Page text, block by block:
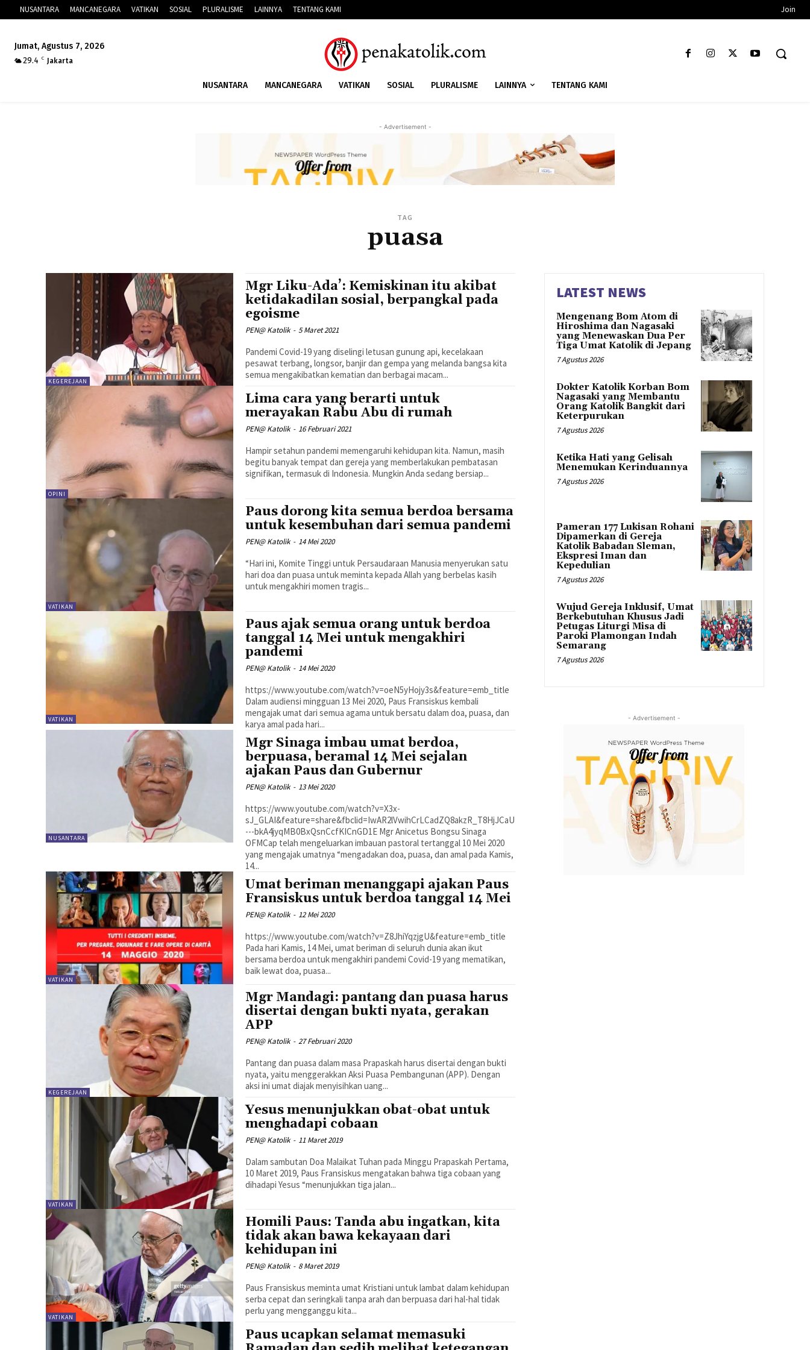
NUSANTARA MANCANEGARA VATIKAN SOSIAL PLURALISME LAINNYA TENTANG KAMI Join
Jumat, Agustus 7, 2026
29.4
C Jakarta
NUSANTARA MANCANEGARA VATIKAN SOSIAL PLURALISME LAINNYA TENTANG KAMI
- Advertisement -
TAG
puasa
KEGEREJAAN
Mgr Liku-Ada’: Kemiskinan itu akibat
ketidakadilan sosial, berpangkal pada
egoisme
PEN@ Katolik - 5 Maret 2021
Pandemi Covid-19 yang diselingi letusan gunung api, kecelakaan
pesawat terbang, longsor, banjir dan gempa yang melanda bangsa kita
semua mengakibatkan kematian dan berbagai macam...
OPINI
Lima cara yang berarti untuk
merayakan Rabu Abu di rumah
PEN@ Katolik - 16 Februari 2021
Hampir setahun pandemi memengaruhi kehidupan kita. Namun, masih
begitu banyak tempat dan gereja yang memberlakukan pembatasan
signifikan, termasuk di Indonesia. Mungkin Anda sedang bersiap...
VATIKAN
Paus dorong kita semua berdoa bersama
untuk kesembuhan dari semua pandemi
PEN@ Katolik - 14 Mei 2020
“Hari ini, Komite Tinggi untuk Persaudaraan Manusia menyerukan satu
hari doa dan puasa untuk meminta kepada Allah yang berbelas kasih
untuk mengakhiri momen tragis...
VATIKAN
Paus ajak semua orang untuk berdoa
tanggal 14 Mei untuk mengakhiri
pandemi
PEN@ Katolik - 14 Mei 2020
https://www.youtube.com/watch?v=oeN5yHojy3s&feature=emb_title
Dalam audiensi mingguan 13 Mei 2020, Paus Fransiskus kembali
mengajak umat dari semua agama untuk bersatu dalam doa, puasa, dan
karya amal pada hari...
NUSANTARA
Mgr Sinaga imbau umat berdoa,
berpuasa, beramal 14 Mei sejalan
ajakan Paus dan Gubernur
PEN@ Katolik - 13 Mei 2020
https://www.youtube.com/watch?v=X3x-
sJ_GLAI&feature=share&fbclid=IwAR2lVwihCrLCadZQ8akzR_T8HjJCaU
---bkA4jyqMB0BxQsnCcfKICnGD1E Mgr Anicetus Bongsu Sinaga
OFMCap telah mengeluarkan imbauan pastoral tertanggal 10 Mei 2020
yang mengajak umatnya “mengadakan doa, puasa, dan amal pada Kamis,
14...
VATIKAN
Umat beriman menanggapi ajakan Paus
Fransiskus untuk berdoa tanggal 14 Mei
PEN@ Katolik - 12 Mei 2020
https://www.youtube.com/watch?v=Z8JhiYqzjgU&feature=emb_title
Pada hari Kamis, 14 Mei, umat beriman di seluruh dunia akan ikut
bersama berdoa untuk mengakhiri pandemi Covid-19 yang mematikan,
baik lewat doa, puasa...
KEGEREJAAN
Mgr Mandagi: pantang dan puasa harus
disertai dengan bukti nyata, gerakan
APP
PEN@ Katolik - 27 Februari 2020
Pantang dan puasa dalam masa Prapaskah harus disertai dengan bukti
nyata, yaitu menggerakkan Aksi Puasa Pembangunan (APP). Dengan
aksi ini umat diajak menyisihkan uang...
VATIKAN
Yesus menunjukkan obat-obat untuk
menghadapi cobaan
PEN@ Katolik - 11 Maret 2019
Dalam sambutan Doa Malaikat Tuhan pada Minggu Prapaskah Pertama,
10 Maret 2019, Paus Fransiskus mengatakan bahwa tiga cobaan yang
dihadapi Yesus “menunjukkan tiga jalan...
VATIKAN
Homili Paus: Tanda abu ingatkan, kita
tidak akan bawa kekayaan dari
kehidupan ini
PEN@ Katolik - 8 Maret 2019
Paus Fransiskus meminta umat Kristiani untuk lambat dalam kehidupan
serba cepat dan seringkali tanpa arah dan berpuasa dari hal-hal tidak
perlu yang mengganggu kita...
Paus ucapkan selamat memasuki
LATEST NEWS
Mengenang Bom Atom di
Hiroshima dan Nagasaki
yang Menewaskan Dua Per
Tiga Umat Katolik di Jepang
7 Agustus 2026
Dokter Katolik Korban Bom
Nagasaki yang Membantu
Orang Katolik Bangkit dari
Keterpurukan
7 Agustus 2026
Ketika Hati yang Gelisah
Menemukan Kerinduannya
7 Agustus 2026
Pameran 177 Lukisan Rohani
Dipamerkan di Gereja
Katolik Babadan Sleman,
Ekspresi Iman dan
Kepedulian
7 Agustus 2026
Wujud Gereja Inklusif, Umat
Berkebutuhan Khusus Jadi
Petugas Liturgi Misa di
Paroki Plamongan Indah
Semarang
7 Agustus 2026
- Advertisement -